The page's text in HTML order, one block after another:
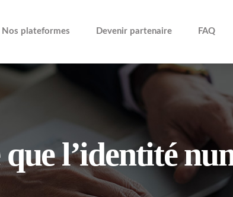
Nos plateformes Devenir partenaire FAQ
que l’identité